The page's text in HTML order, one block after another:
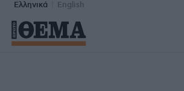
Ελληνικά English